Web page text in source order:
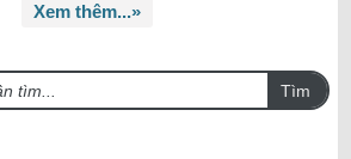
Xem thêm...»
Tìm